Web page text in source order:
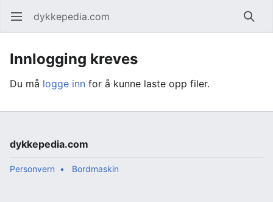
Åpne hovedmenyen dykkepedia.com Søk
Innlogging kreves
Du må logge inn for å kunne laste opp filer.
dykkepedia.com
Personvern Bordmaskin